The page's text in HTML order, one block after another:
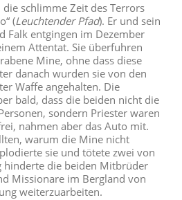
schlimme Zeit des Terrors
(Leuchtender Pfad). Er und sein
Falk entgingen im Dezember
Attentat. Sie überfuhren
Mine, ohne dass diese
danach wurden sie von den
Waffe angehalten. Die
bald, dass die beiden nicht die
sondern Priester waren
nahmen aber das Auto mit.
warum die Mine nicht
sie und tötete zwei von
hinderte die beiden Mitbrüder
Missionare im Bergland von
weiterzuarbeiten.